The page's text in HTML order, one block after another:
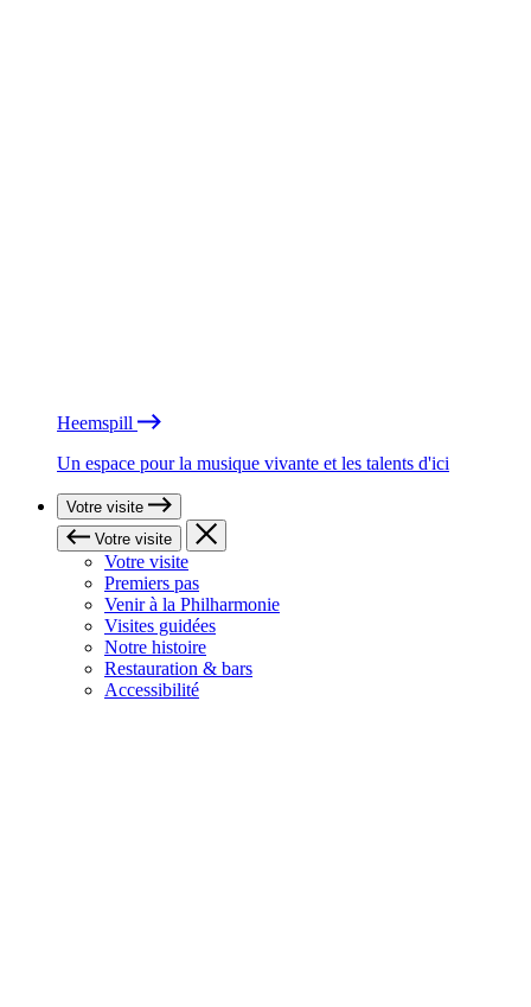
Heemspill
Un espace pour la musique vivante et les talents d'ici
Votre visite
Votre visite
Votre visite
Premiers pas
Venir à la Philharmonie
Visites guidées
Notre histoire
Restauration & bars
Accessibilité